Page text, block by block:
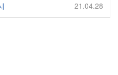
21.04.28